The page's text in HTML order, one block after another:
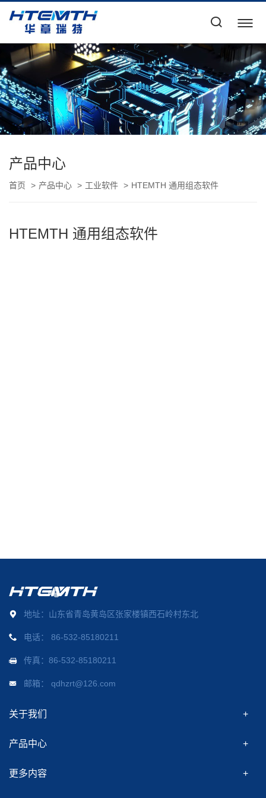
产品中心
首页 产品中心 工业软件 HTEMTH 通用组态软件
HTEMTH 通用组态软件
地址：山东省青岛黄岛区张家楼镇西石岭村东北
电话： 86-532-85180211
传真：86-532-85180211
邮箱： qdhzrt@126.com
关于我们
产品中心
更多内容